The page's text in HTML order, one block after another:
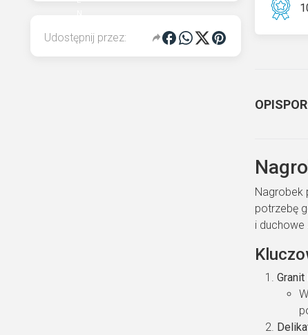
Udostępnij przez:
OPIS
Nagrobek
potrzebę
i duchowe
Granit